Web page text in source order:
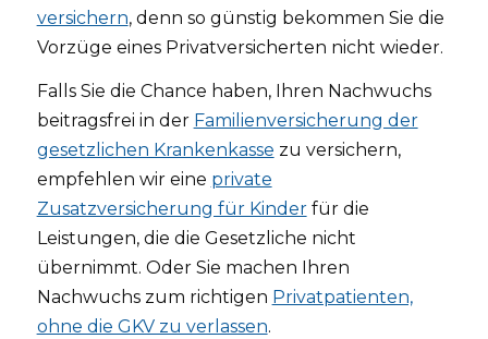
versichern, denn so günstig bekommen Sie die
Vorzüge eines Privatversicherten nicht wieder.
Falls Sie die Chance haben, Ihren Nachwuchs
beitragsfrei in der Familienversicherung der
gesetzlichen Krankenkasse zu versichern,
empfehlen wir eine private
Zusatzversicherung für Kinderfür die
Leistungen, die die Gesetzliche nicht
übernimmt. Oder Sie machen Ihren
Nachwuchs zum richtigen Privatpatienten,
ohne die GKV zu verlassen.